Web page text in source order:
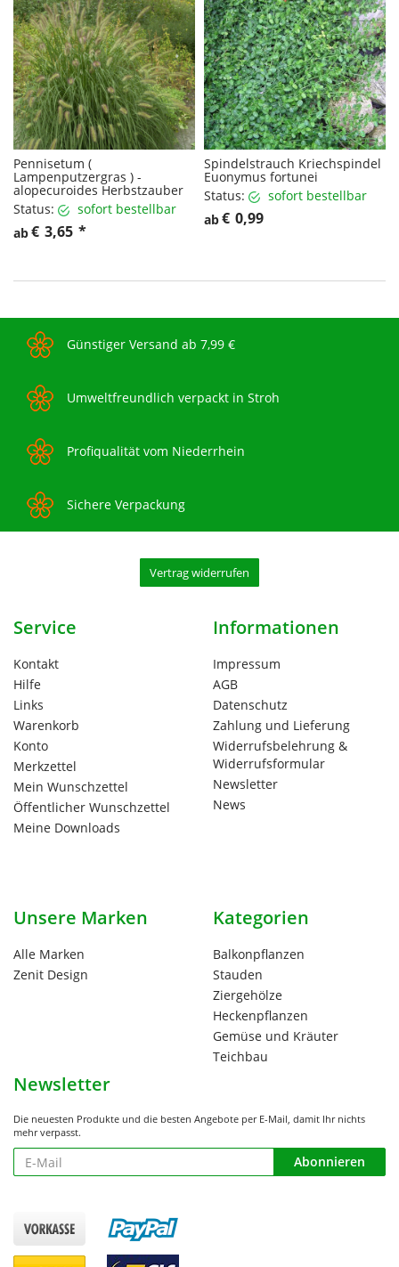
Pennisetum (
Lampenputzergras ) -
alopecuroides Herbstzauber
Status:
sofort bestellbar
ab€ 3,65 *
Spindelstrauch Kriechspindel
Euonymus fortunei
Status:
sofort bestellbar
ab€ 0,99
Günstiger Versand ab 7,99 €
Umweltfreundlich verpackt in Stroh
Profiqualität vom Niederrhein
Sichere Verpackung
Vertrag widerrufen
Service
Kontakt
Hilfe
Links
Warenkorb
Konto
Merkzettel
Mein Wunschzettel
Öffentlicher Wunschzettel
Meine Downloads
Informationen
Impressum
AGB
Datenschutz
Zahlung und Lieferung
Widerrufsbelehrung &
Widerrufsformular
Newsletter
News
Unsere Marken
Alle Marken
Zenit Design
Kategorien
Balkonpflanzen
Stauden
Ziergehölze
Heckenpflanzen
Gemüse und Kräuter
Teichbau
Newsletter
Die neuesten Produkte und die besten Angebote per E-Mail, damit Ihr nichts
mehr verpasst.
Newsletter Abonnieren